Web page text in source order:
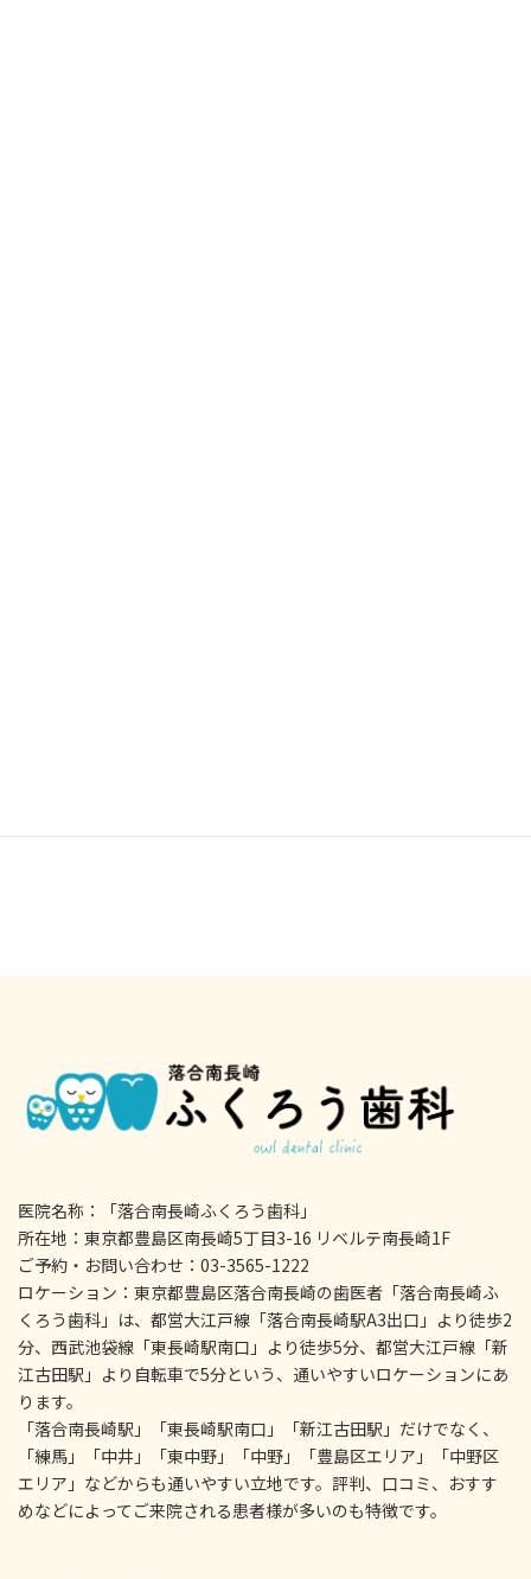
医院名称：「落合南長崎ふくろう歯科」
所在地：東京都豊島区南長崎5丁目3-16 リベルテ南長崎1F
ご予約・お問い合わせ：03-3565-1222
ロケーション：東京都豊島区落合南長崎の歯医者「落合南長崎ふ
くろう歯科」は、都営大江戸線「落合南長崎駅A3出口」より徒歩2
分、西武池袋線「東長崎駅南口」より徒歩5分、都営大江戸線「新
江古田駅」より自転車で5分という、通いやすいロケーションにあ
ります。
「落合南長崎駅」「東長崎駅南口」「新江古田駅」だけでなく、
「練馬」「中井」「東中野」「中野」「豊島区エリア」「中野区
エリア」などからも通いやすい立地です。評判、口コミ、おすす
めなどによってご来院される患者様が多いのも特徴です。